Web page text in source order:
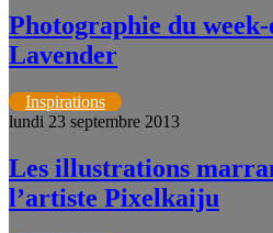
Photographie du
Lavender
Inspirations
lundi 23 septembre 2013
Les illustrations
l’artiste Pixelkaiju